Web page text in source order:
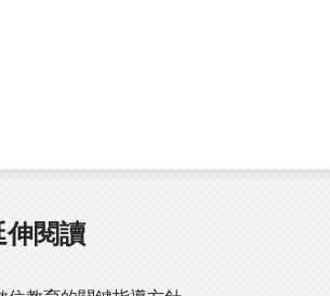
伸閱讀